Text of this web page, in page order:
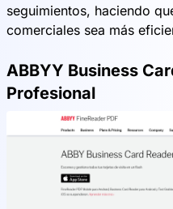
seguimientos, haciendo
comerciales sea más
ABBYY Business
Profesional